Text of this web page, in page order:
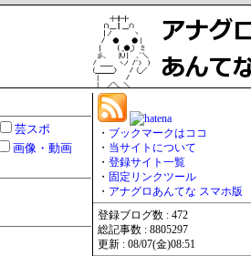
芸スポ
画像・動画
・ ブックマークはココ
・ 当サイトについて
・ 登録サイト一覧
・ 固定リンクツール
・ アナグロあんてな スマホ版
登録ブログ数 : 472
総記事数 : 8805297
更新 : 08/07(金)08:51